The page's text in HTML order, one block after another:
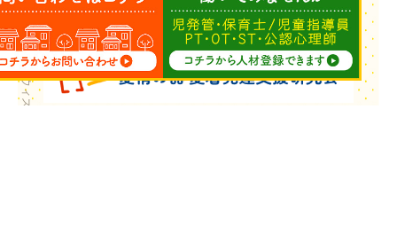
Copyright © ウィズ・ユー All Rights Reserved.